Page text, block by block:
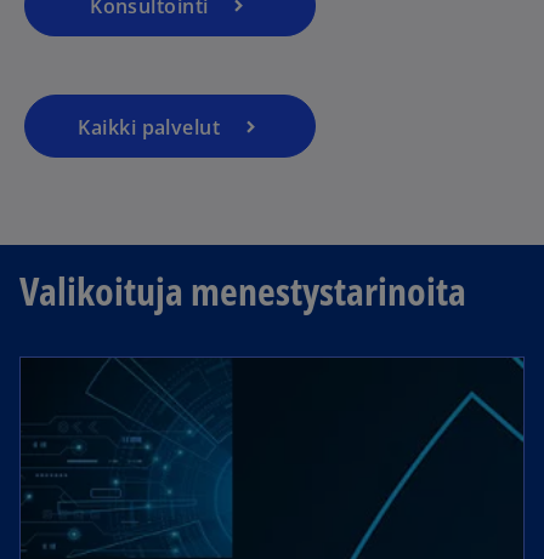
Konsultointi
Kaikki palvelut
Valikoituja menestystarinoita